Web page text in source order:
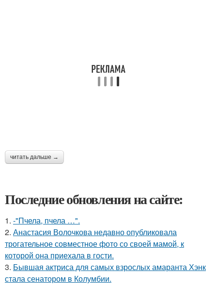
читать дальше →
Последние обновления на сайте:
1. -"Пчела, пчела …".
2. Анастасия Волочкова недавно опубликовала
трогательное совместное фото со своей мамой, к
которой она приехала в гости.
3. Бывшая актриса для самых взрослых амаранта Хэнк
стала сенатором в Колумбии.